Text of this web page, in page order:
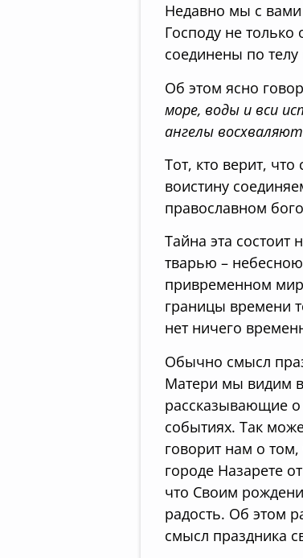
Недавно мы с
Господу не
соединены по
Об этом ясно
море, воды и вси
ангелы
Тот, кто верит,
воистину
православном
Тайна эта состоит
тварью –
привременном
границы времени
нет ничего
Обычно смысл
Матери мы видим
рассказывающие о
событиях. Так
говорит нам о том,
городе Назарете
что Своим
радость. Об этом
смысл праздника